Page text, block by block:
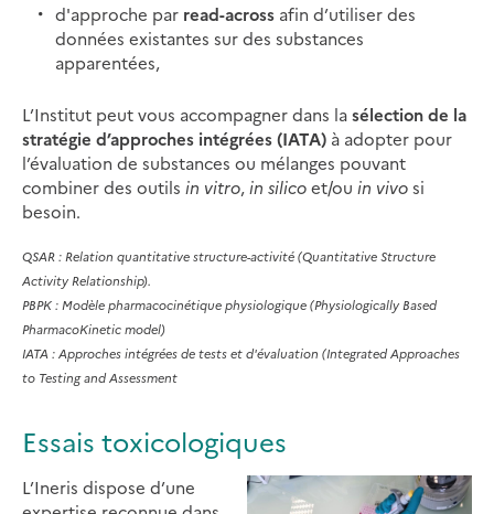
d'approche par read-across afin d’utiliser des
données existantes sur des substances
apparentées,
L’Institut peut vous accompagner dans lasélection de la
stratégie d’approches intégrées (IATA) à adopter pour
l’évaluation de substances ou mélanges pouvant
combiner des outils in vitro, in silicoet/ou in vivosi
besoin.
QSAR : Relation quantitative structure-activité (Quantitative Structure
Activity Relationship).
PBPK : Modèle pharmacocinétique physiologique (Physiologically Based
PharmacoKinetic model)
IATA : Approches intégrées de tests et d'évaluation (Integrated Approaches
to Testing and Assessment
Essais toxicologiques
L’Ineris dispose d’une